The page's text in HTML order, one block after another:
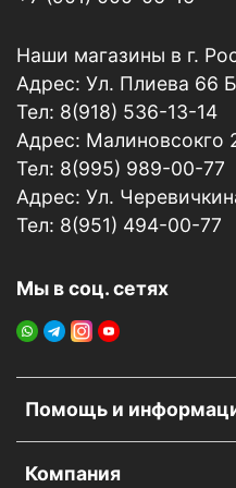
Меры
либо на поверхность
количеством воды. При
обратиться к врачу.
безопасности –
крема.
Помощь и
Компания
Наши магазины в г.
Адрес: Ул. Плиева 66 Б
Тел: 8(918) 536-13-14
Адрес: Малиновсокго
Тел: 8(995) 989-00-77
Адрес: Ул.
Тел: 8(951) 494-00-77
Мы в соц. сетях